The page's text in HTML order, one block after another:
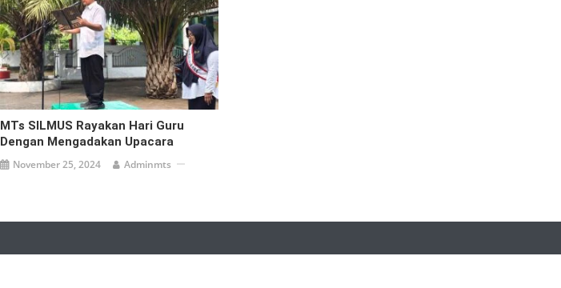
MTs SILMUS Rayakan Hari Guru
Dengan Mengadakan Upacara
November 25, 2024 Adminmts